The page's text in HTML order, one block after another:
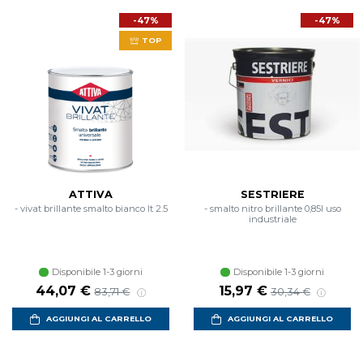
-47%
TOP
ATTIVA
- vivat brillante smalto bianco lt 2.5
Disponibile 1-3 giorni
Prezzo scontato
44,07 € Prezzo di listino
83,71 €
AGGIUNGI AL CARRELLO
-47%
SESTRIERE
- smalto nitro brillante 0,85l uso
industriale
Disponibile 1-3 giorni
Prezzo scontato
15,97 € Prezzo di listino
30,34 €
AGGIUNGI AL CARRELLO